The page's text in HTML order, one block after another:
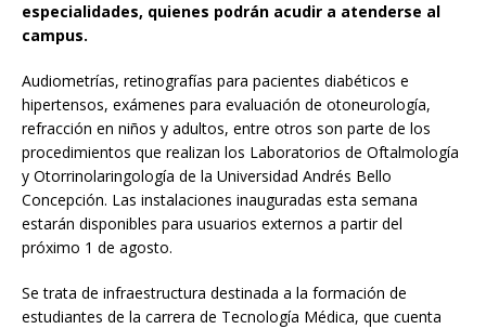
especialidades, quienes podrán acudir a atenderse al
campus.
Audiometrías, retinografías para pacientes diabéticos e
hipertensos, exámenes para evaluación de otoneurología,
refracción en niños y adultos, entre otros son parte de los
procedimientos que realizan los Laboratorios de Oftalmología
y Otorrinolaringología de la Universidad Andrés Bello
Concepción. Las instalaciones inauguradas esta semana
estarán disponibles para usuarios externos a partir del
próximo 1 de agosto.
Se trata de infraestructura destinada a la formación de
estudiantes de la carrera de Tecnología Médica, que cuenta